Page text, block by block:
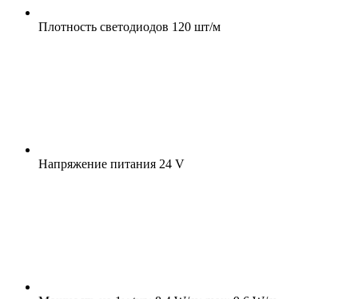
Плотность светодиодов 120 шт/м
Напряжение питания 24 V